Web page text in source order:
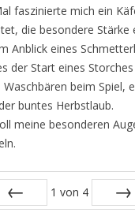
faszinierte mich ein
die besondere Stärke
Anblick eines
der Start eines
beim Spiel,
buntes Herbstlaub.
meine besonderen
1 von 4